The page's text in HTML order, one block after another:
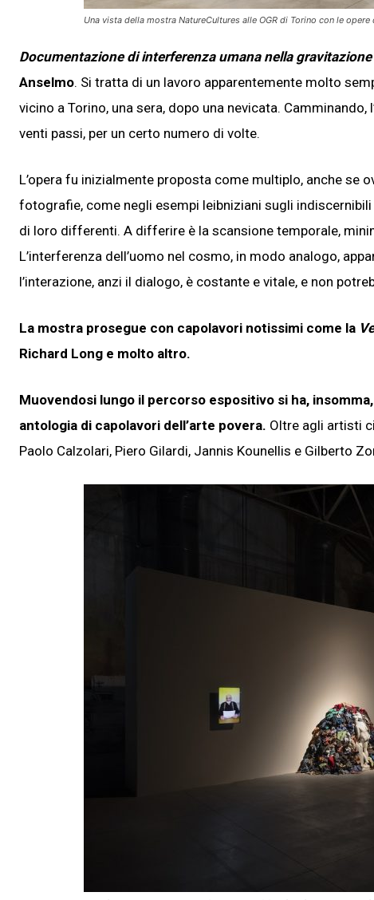
Una vista della mostra NatureCultures alle OGR di Torino con le
Documentazione di interferenza umana nella
Anselmo. Si tratta di un lavoro apparentemente molto
vicino a Torino, una sera, dopo una nevicata.
venti passi, per un certo numero di volte.
L’opera fu inizialmente proposta come multiplo, anche se
fotografie, come negli esempi leibniziani sugli
di loro differenti. A differire è la scansione temporale,
L’interferenza dell’uomo nel cosmo, in modo analogo,
l’interazione, anzi il dialogo, è costante e vitale, e non
La mostra prosegue con capolavori notissimi come la
Richard Long e molto altro.
Muovendosi lungo il percorso espositivo si ha,
antologia di capolavori dell’arte povera. Oltre agli artisti
Paolo Calzolari, Piero Gilardi, Jannis Kounellis e Gilberto